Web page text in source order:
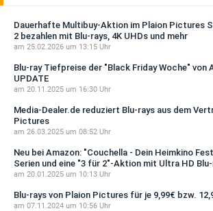
Dauerhafte Multibuy-Aktion im Plaion Pictures
2 bezahlen mit Blu-rays, 4K UHDs und mehr
am 25.02.2026 um 13:15 Uhr
Blu-ray Tiefpreise der "Black Friday Woche" von
UPDATE
am 20.11.2025 um 16:30 Uhr
Media-Dealer.de reduziert Blu-rays aus dem
Pictures
am 26.03.2025 um 08:52 Uhr
Neu bei Amazon: "Couchella - Dein Heimkino
Serien und eine "3 für 2"-Aktion mit Ultra HD
am 20.01.2025 um 10:13 Uhr
Blu-rays von Plaion Pictures für je 9,99€ bzw.
am 07.11.2024 um 10:56 Uhr